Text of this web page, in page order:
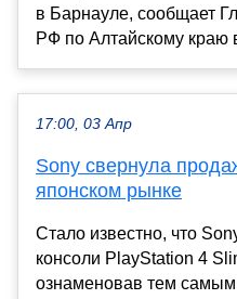
в Барнауле, сообщает
РФ по Алтайскому краю
17:00, 03 Апр
Sony свернула
японском рынке
Стало известно, что
консоли PlayStation 4
ознаменовав тем самым